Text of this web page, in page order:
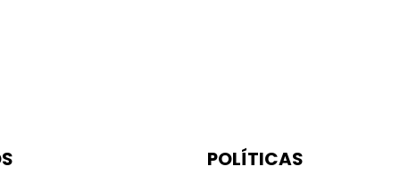
POLÍTICAS